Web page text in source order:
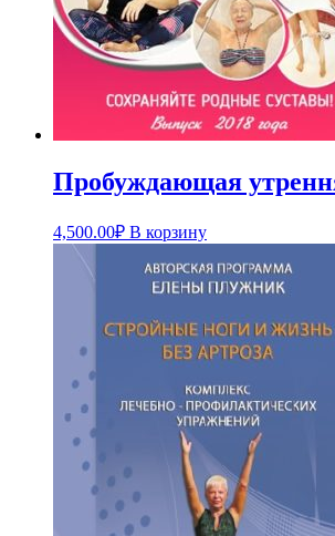
Пробуждающая
4,500.00₽ В корзину